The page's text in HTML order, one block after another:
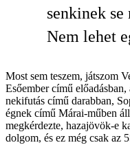
senkinek se
Nem lehet
Most sem teszem, játszom
Esőember című
nekifutás című darabban,
égnek című Márai-műben
megkérdezte, hazajövök-e
dolgom, és ez még csak az